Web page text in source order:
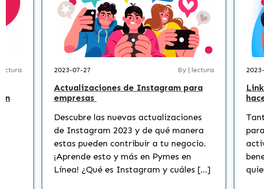
2023-07-27 By | lectura
Actualizaciones de Instagram para
empresas
Descubre las nuevas actualizaciones
de Instagram 2023 y de qué manera
estas pueden contribuir a tu negocio.
¡Aprende esto y más en Pymes en
Línea! ¿Qué es Instagram y cuáles […]